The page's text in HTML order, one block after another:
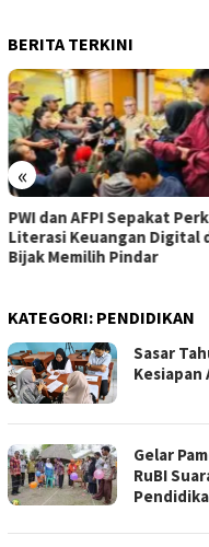
BERITA TERKINI
«
PWI dan AFPI Sepakat
Literasi Keuangan Digital
Bijak Memilih Pindar
KATEGORI: PENDIDIKAN
Sasar
Kesiapan
Gelar
RuBI